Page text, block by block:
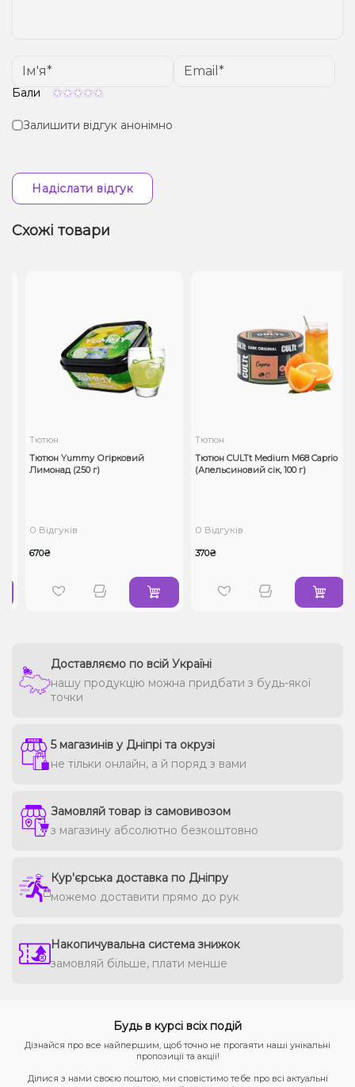
Бали
Залишити відгук анонімно
Надіслати відгук
Схожі товари
Тютюн
Тютюн Yummy Огірковий
Лимонад (250 г)
0 Відгуків
670₴
Тютюн
Тютюн CULTt Medium M68 Caprio
(Апельсиновий сік, 100 г)
0 Відгуків
370₴
Доставляємо по всій Україні
нашу продукцію можна придбати з будь-якої
точки
5 магазинів у Дніпрі та окрузі
не тільки онлайн, а й поряд з вами
Замовляй товар із самовивозом
з магазину абсолютно безкоштовно
Кур'єрська доставка по Дніпру
можемо доставити прямо до рук
Накопичувальна система знижок
замовляй більше, плати менше
Будь в курсі всіх подій
Дізнайся про все найпершим, щоб точно не прогаяти наші унікальні
пропозиції та акції!
Ділися з нами своєю поштою, ми сповістимо тебе про всі актуальні